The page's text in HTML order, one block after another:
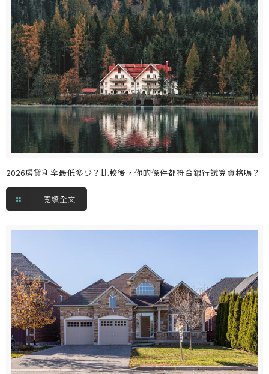
2026房貸利率最低多少？比較後，你的條件都符合銀行試算資格嗎？
閱讀全文